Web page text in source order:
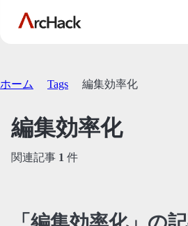
ホーム Tags 編集効率化
編集効率化
関連記事 1 件